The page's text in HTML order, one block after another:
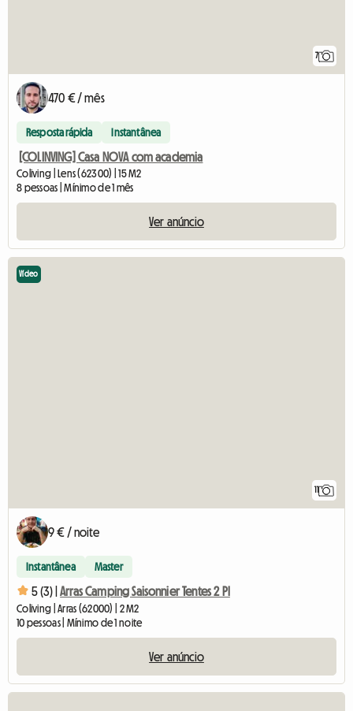
7
470 € / mês
Resposta rápida Instantânea
[COLINVING] Casa NOVA com academia
Coliving | Lens (62300) | 15 M2
8 pessoas | Mínimo de 1 mês
Ver anúncio
11
Vídeo
9 € / noite
Instantânea Master
5 (3) | Arras Camping Saisonnier Tentes 2 Pl
Coliving | Arras (62000) | 2 M2
10 pessoas | Mínimo de 1 noite
Ver anúncio